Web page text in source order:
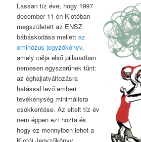
Lassan tíz éve, hogy 1997
december 11-én Kiotóban
megszületett az ENSZ
bábáskodása mellettaz
ominózus jegyzőkönyv,
amely célja első pillanatban
nemesen egyszerűnek tűnt:
az éghajlatváltozásra
hatással levő emberi
tevékenység minimálisra
csökkentése. Az eltelt tíz év
nem éppen ezt hozta és
hogy ez mennyiben lehet a
Kiotói Jegyzőkönyv